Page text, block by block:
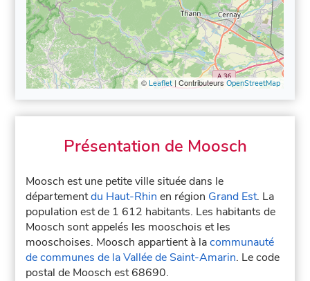
© Leaflet| ContributeursOpenStreetMap
Présentation de Moosch
Moosch est une petite ville située dans le
départementdu Haut-Rhin en région Grand Est. La
population est de 1 612 habitants. Les habitants de
Moosch sont appelés les mooschois et les
mooschoises. Moosch appartient à lacommunauté
de communes de la Vallée de Saint-Amarin. Le code
postal de Moosch est 68690.